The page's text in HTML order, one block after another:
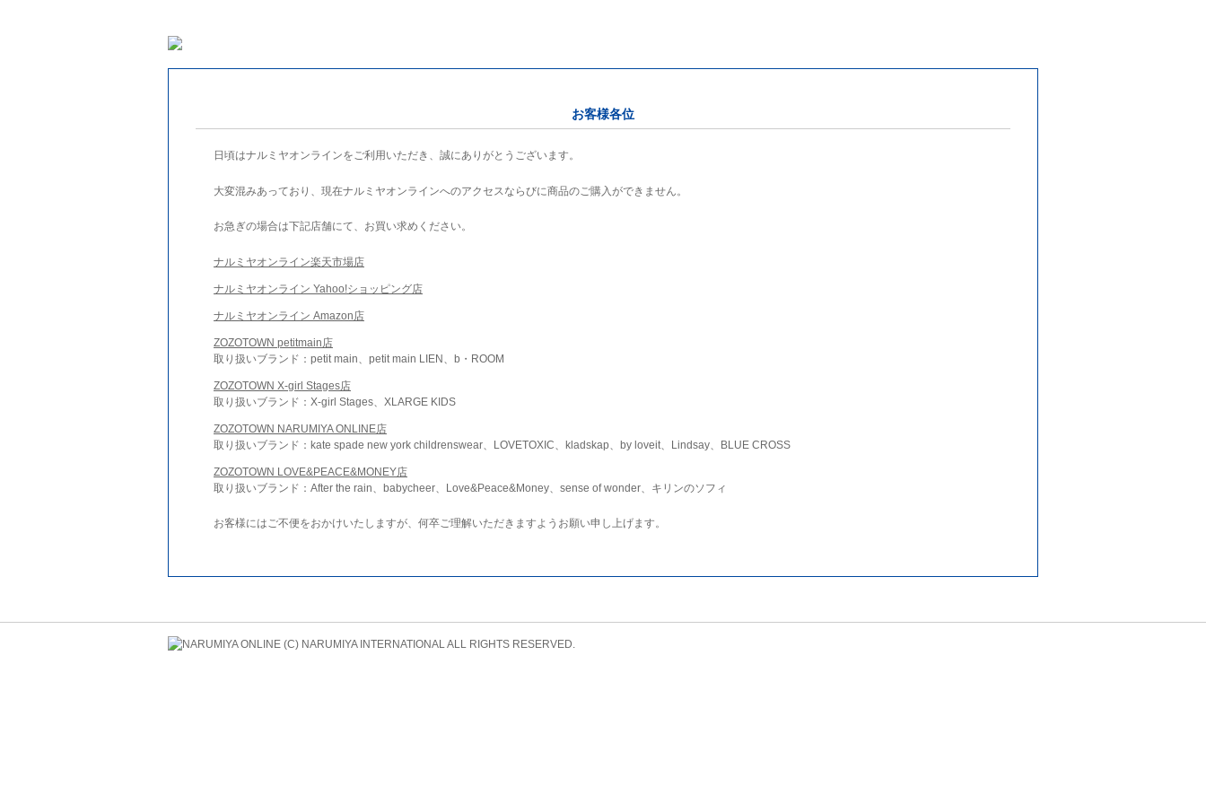
お客様各位
日頃はナルミヤオンラインをご利用いただき、誠にありがとうございます。
大変混みあっており、現在ナルミヤオンラインへのアクセスならびに商品のご購入ができません。
お急ぎの場合は下記店舗にて、お買い求めください。
ナルミヤオンライン楽天市場店
ナルミヤオンライン Yahoo!ショッピング店
ナルミヤオンライン Amazon店
ZOZOTOWN petitmain店
取り扱いブランド：petit main、petit main LIEN、b・ROOM
ZOZOTOWN X-girl Stages店
取り扱いブランド：X-girl Stages、XLARGE KIDS
ZOZOTOWN NARUMIYA ONLINE店
取り扱いブランド：kate spade new york childrenswear、LOVETOXIC、kladskap、by loveit、Lindsay、BLUE CROSS
ZOZOTOWN LOVE&PEACE&MONEY店
取り扱いブランド：After the rain、babycheer、Love&Peace&Money、sense of wonder、キリンのソフィ
お客様にはご不便をおかけいたしますが、何卒ご理解いただきますようお願い申し上げます。